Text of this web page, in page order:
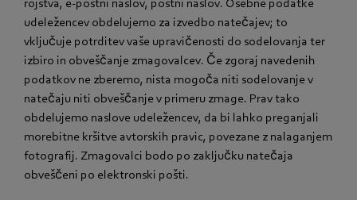
udeležencev obdelujemo za izvedbo natečajev; to
vključuje potrditev vaše upravičenosti do sodelovanja ter
izbiro in obveščanje zmagovalcev. Če zgoraj navedenih
podatkov ne zberemo, nista mogoča niti sodelovanje v
natečaju niti obveščanje v primeru zmage. Prav tako
obdelujemo naslove udeležencev, da bi lahko preganjali
morebitne kršitve avtorskih pravic, povezane z nalaganjem
fotografij. Zmagovalci bodo po zaključku natečaja
obveščeni po elektronski pošti.